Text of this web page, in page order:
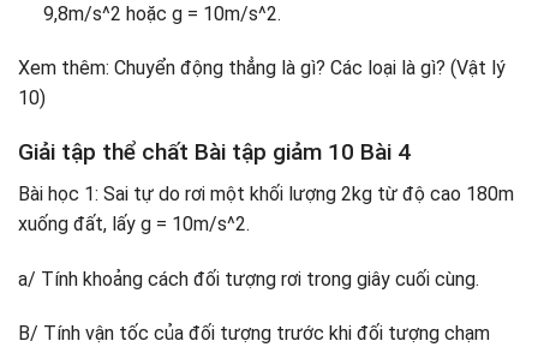
9,8m/s^2 hoặc g = 10m/s^2.
Xem thêm: Chuyển động thẳng là gì? Các loại là gì? (Vật lý
10)
Giải tập thể chất Bài tập giảm 10 Bài 4
Bài học 1: Sai tự do rơi một khối lượng 2kg từ độ cao 180m
xuống đất, lấy g = 10m/s^2.
a/ Tính khoảng cách đối tượng rơi trong giây cuối cùng.
B/ Tính vận tốc của đối tượng trước khi đối tượng chạm